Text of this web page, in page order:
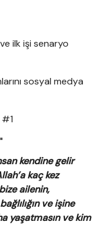
ilk işi senaryo
sosyal medya
kendine gelir
kaç kez
ailenin,
ve işine
yaşatmasın ve kim